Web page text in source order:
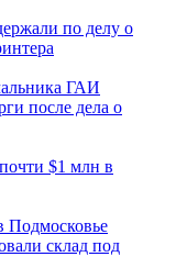
по делу о
ГАИ
после дела о
$1 млн в
склад под